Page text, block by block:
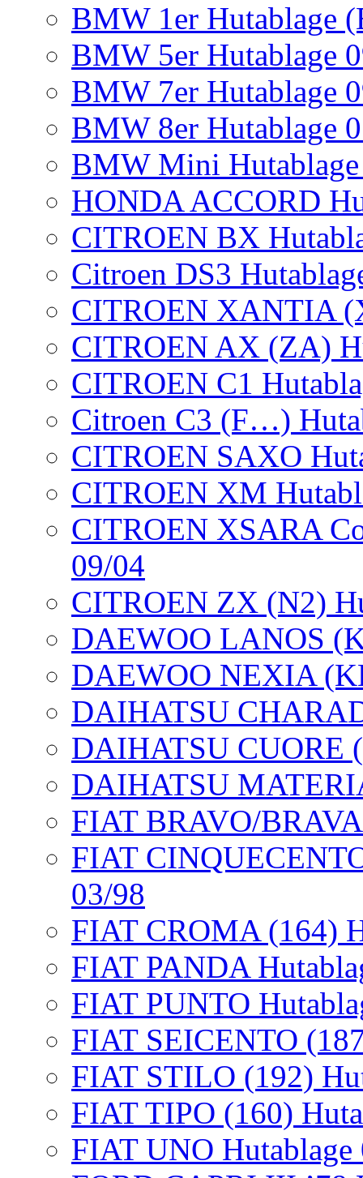
BMW 1er Hutablage
BMW 5er Hutablage
BMW 7er Hutablage
BMW 8er Hutablage
BMW Mini
HONDA ACCORD
CITROEN BX
Citroen DS3
CITROEN XANTIA
CITROEN AX (ZA)
CITROEN C1
Citroen C3 (F…)
CITROEN SAXO
CITROEN XM
CITROEN XSARA
09/04
CITROEN ZX (N2)
DAEWOO LANOS
DAEWOO NEXIA
DAIHATSU
DAIHATSU CUORE
DAIHATSU
FIAT BRAVO/
FIAT
03/98
FIAT CROMA (164)
FIAT PANDA
FIAT PUNTO
FIAT SEICENTO
FIAT STILO (192)
FIAT TIPO (160)
FIAT UNO Hutablage